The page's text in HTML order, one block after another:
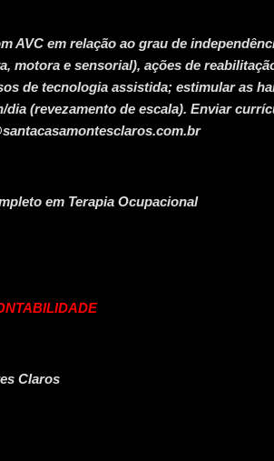
AVC em relação ao grau de
motora e sensorial), ações de
de tecnologia assistida; estimular as
dia (revezamento de escala). Enviar
em Terapia Ocupacional
Claros